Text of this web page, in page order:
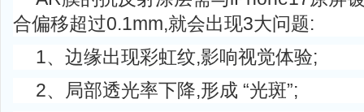
合偏移超过0.1mm,就会出现3大问题:
1、边缘出现彩虹纹,影响视觉体验;
2、局部透光率下降,形成 “光斑”;